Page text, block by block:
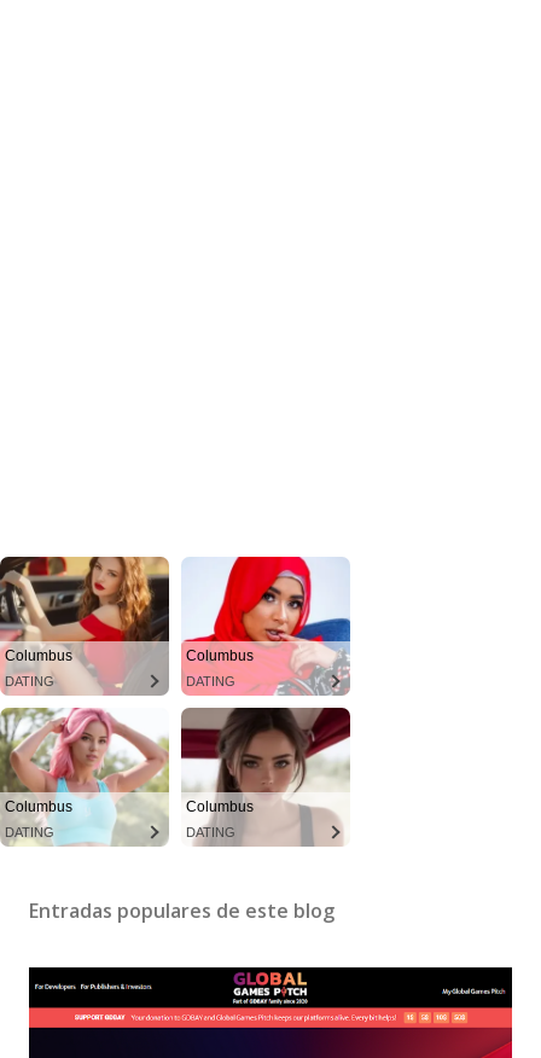
Columbus
DATING
Columbus
DATING
Columbus
DATING
Columbus
DATING
Entradas populares de este blog